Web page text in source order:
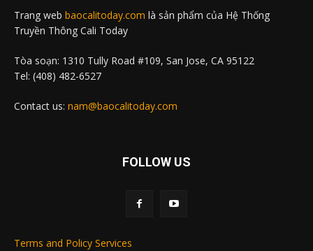
Trang web baocalitoday.com là sản phẩm của Hệ Thống
Truyền Thông Cali Today
Tòa soạn: 1310 Tully Road #109, San Jose, CA 95122
Tel: (408) 482-6527
Contact us: nam@baocalitoday.com
FOLLOW US
Terms and Policy Services